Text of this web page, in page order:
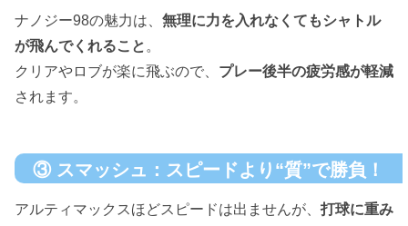
ナノジー98の魅力は、 無理に力を入れなくてもシャトル
が飛んでくれること 。
クリアやロブが楽に飛ぶので、 プレー後半の疲労感が軽減
されます。
③ スマッシュ：スピードより“質”で勝負！
アルティマックスほどスピードは出ませんが、 打球に重み